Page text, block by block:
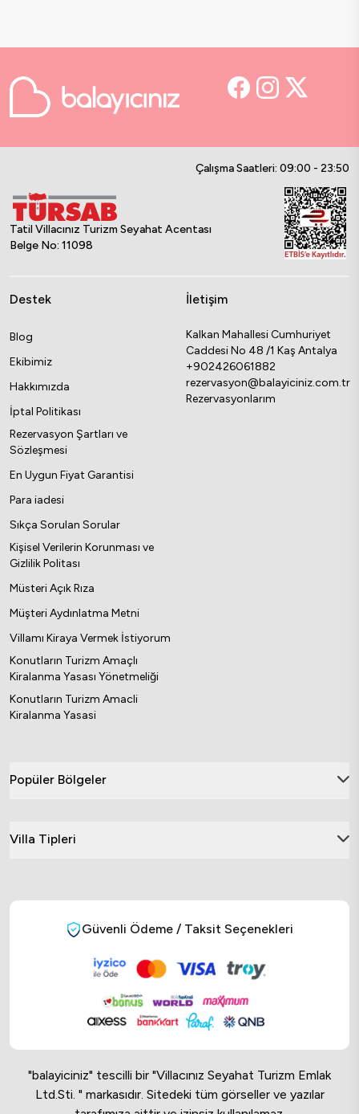
Çalışma Saatleri: 09:00 - 23:50
Tatil Villacınız Turizm Seyahat Acentası
Belge No: 11098
Destek
Blog
Ekibimiz
Hakkımızda
İptal Politikası
Rezervasyon Şartları ve
Sözleşmesi
En Uygun Fiyat Garantisi
Para iadesi
Sıkça Sorulan Sorular
Kişisel Verilerin Korunması ve
Gizlilik Politası
Müsteri Açık Rıza
Müşteri Aydınlatma Metni
Villamı Kiraya Vermek İstiyorum
Konutların Turizm Amaçlı
Kiralanma Yasası Yönetmeliği
Konutların Turizm Amacli
Kiralanma Yasasi
İletişim
Kalkan Mahallesi Cumhuriyet
Caddesi No 48 /1 Kaş Antalya
+902426061882
rezervasyon@balayiciniz.com.tr
Rezervasyonlarım
Popüler Bölgeler
Villa Tipleri
Güvenli Ödeme / Taksit Seçenekleri
"balayiciniz" tescilli bir "Villacınız Seyahat Turizm Emlak
Ltd.Sti. " markasıdır. Sitedeki tüm görseller ve yazılar